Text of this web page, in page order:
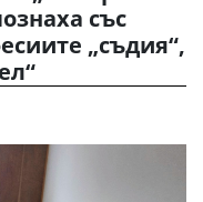
със
„съдия“,